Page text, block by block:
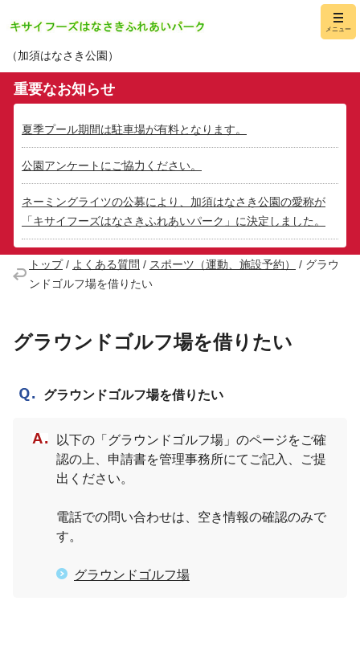
キサイフーズはな
（加須はなさき公園）
メニュー
重要なお知らせ
夏季プール期間は駐車場が有料となります。
公園アンケートにご協力ください。
ネーミングライツの公募により、加須はなさき公園の愛称が
「キサイフーズはなさきふれあいパーク」に決定しました。
トップ/ よくある質問 / スポーツ（運動、施設予約） / グラウ
ンドゴルフ場を借りたい
グラウンドゴルフ場を借りたい
質問
グラウンドゴルフ場を借りたい
答え
以下の「グラウンドゴルフ場」のページをご確
認の上、申請書を管理事務所にてご記入、ご提
出ください。
電話での問い合わせは、空き情報の確認のみで
す。
グラウンドゴルフ場